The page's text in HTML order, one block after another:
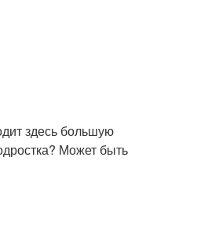
здесь большую
Может быть